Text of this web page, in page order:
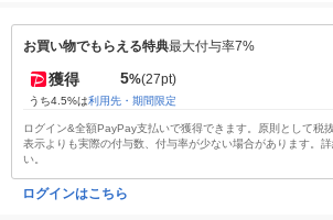
お買い物でもらえる特典最大付与率7%
獲得 5%(27pt)
うち4.5%は利用先・期間限定
ログイン&全額PayPay支払いで獲得できます。原則として税
表示よりも実際の付与数、付与率が少ない場合があります。
い。
ログインはこちら